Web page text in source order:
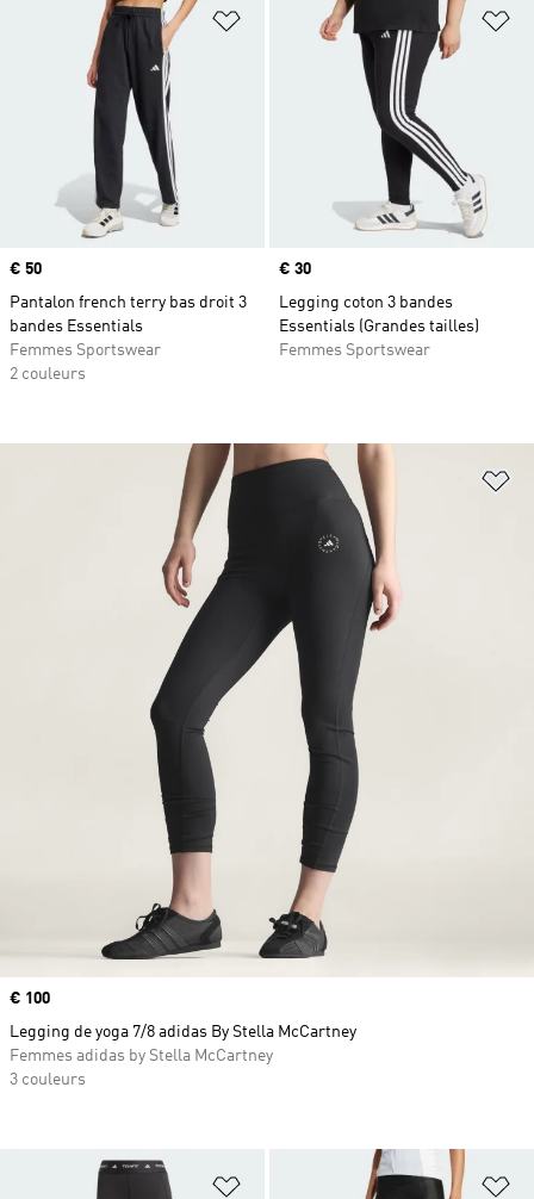
Ajouter à la Liste de produits
Prix
€ 50
Pantalon french terry bas droit 3
bandes Essentials
Femmes Sportswear
2 couleurs
Prix
€ 30
Legging coton 3 bandes
Essentials (Grandes tailles)
Femmes Sportswear
Ajouter à la Liste de produits
Prix
€ 100
Legging de yoga 7/8 adidas By Stella McCartney
Femmes adidas by Stella McCartney
3 couleurs